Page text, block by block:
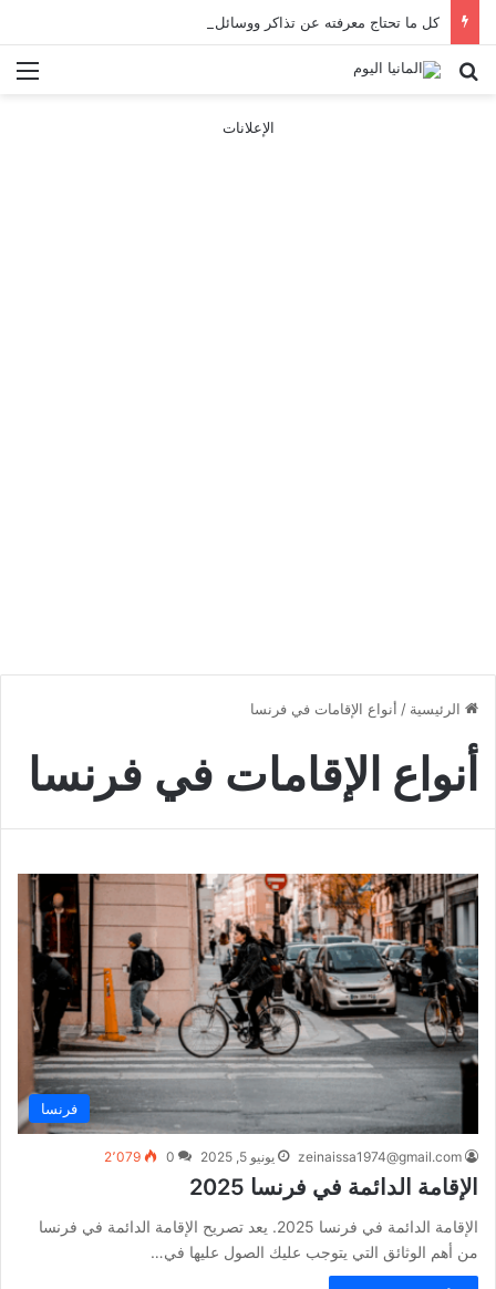
كل ما تحتاج معرفته عن تذاكر ووسائل النقل في باريس 2025
بحث عن
الإعلانات
الرئيسية / أنواع الإقامات في فرنسا
أنواع الإقامات في فرنسا
فرنسا
zeinaissa1974@gmail.com يونيو 5, 2025 0 2٬079
الإقامة الدائمة في فرنسا 2025
الإقامة الدائمة في فرنسا 2025. يعد تصريح الإقامة الدائمة في فرنسا
من أهم الوثائق التي يتوجب عليك الصول عليها في…